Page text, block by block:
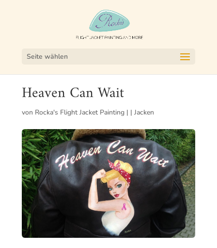
Seite wählen
Heaven Can Wait
von Rocka's Flight Jacket Painting| | Jacken